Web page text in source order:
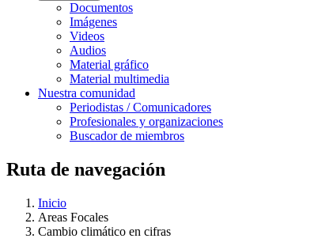
Documentos
Imágenes
Videos
Audios
Material gráfico
Material multimedia
Nuestra comunidad
Periodistas / Comunicadores
Profesionales y organizaciones
Buscador de miembros
Ruta de navegación
Inicio
Areas Focales
Cambio climático en cifras